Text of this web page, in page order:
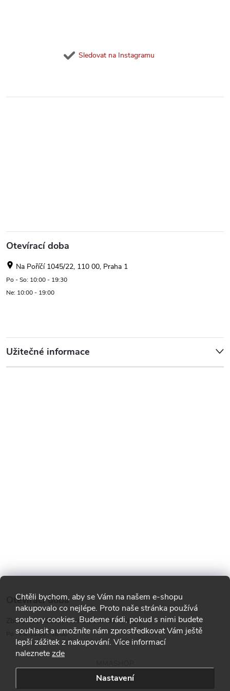
Chtěli bychom, aby se Vám na našem e-shopu
nakupovalo co nejlépe. Proto naše stránka používá
soubory cookies. Budeme rádi, pokud s nimi budete
souhlasit a umožníte nám zprostředkovat Vám ještě
lepší zážitek z nakupování. Více informací
naleznetezde
Nastavení
Sledovat na Instagramu
Otevírací doba
Na Poříčí 1045/22, 110 00, Praha 1
Po - So: 10:00 - 19:30
Ne: 10:00 - 19:00
Užitečné informace
Otevírací doba
Zborovská 1287, Smíchov, 150 00 Praha 5
Po - Pá: 12:00 - 18:00